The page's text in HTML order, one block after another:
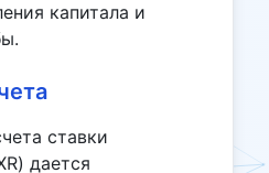
капитала и
ставки
дается